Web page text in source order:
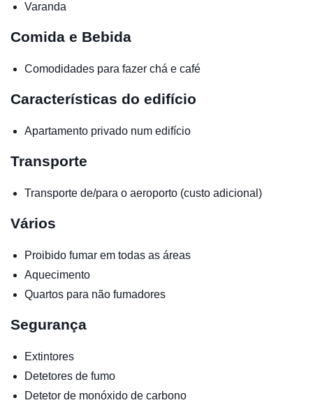
Varanda
Comida e Bebida
Comodidades para fazer chá e café
Características do edifício
Apartamento privado num edifício
Transporte
Transporte de/para o aeroporto (custo adicional)
Vários
Proibido fumar em todas as áreas
Aquecimento
Quartos para não fumadores
Segurança
Extintores
Detetores de fumo
Detetor de monóxido de carbono